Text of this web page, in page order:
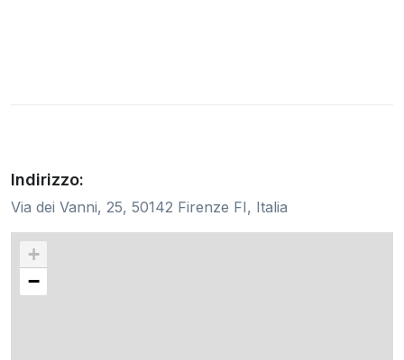
Indirizzo:
Via dei Vanni, 25, 50142 Firenze FI, Italia
+
−